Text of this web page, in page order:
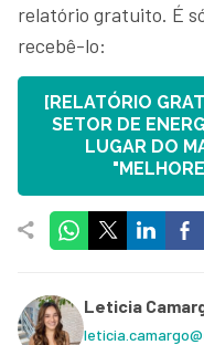
relatório gratuito. É
recebê-lo:
[RELATÓRIO
SETOR DE
LUGAR DO
Leticia